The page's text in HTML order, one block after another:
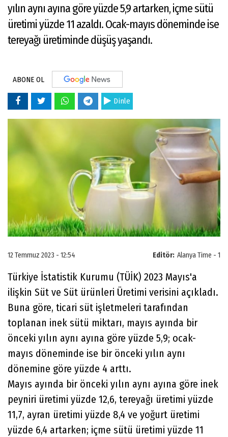
yılın aynı ayına göre yüzde 5,9 artarken, içme sütü
üretimi yüzde 11 azaldı. Ocak-mayıs döneminde ise
tereyağı üretiminde düşüş yaşandı.
ABONE OL
Dinle
Editör: Alanya Time - 1
12 Temmuz 2023 - 12:54
Türkiye İstatistik Kurumu (TÜİK) 2023 Mayıs'a
ilişkin Süt ve Süt ürünleri Üretimi verisini açıkladı.
Buna göre, ticari süt işletmeleri tarafından
toplanan inek sütü miktarı, mayıs ayında bir
önceki yılın aynı ayına göre yüzde 5,9; ocak-
mayıs döneminde ise bir önceki yılın aynı
dönemine göre yüzde 4 arttı.
Mayıs ayında bir önceki yılın aynı ayına göre inek
peyniri üretimi yüzde 12,6, tereyağı üretimi yüzde
11,7, ayran üretimi yüzde 8,4 ve yoğurt üretimi
yüzde 6,4 artarken; içme sütü üretimi yüzde 11